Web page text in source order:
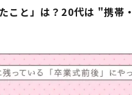
こと」は？20代は "携